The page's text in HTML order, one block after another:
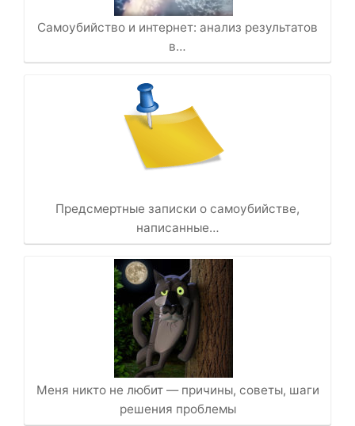
Самоубийство и интернет: анализ результатов
в…
Предсмертные записки о самоубийстве,
написанные…
Меня никто не любит — причины, советы, шаги
решения проблемы